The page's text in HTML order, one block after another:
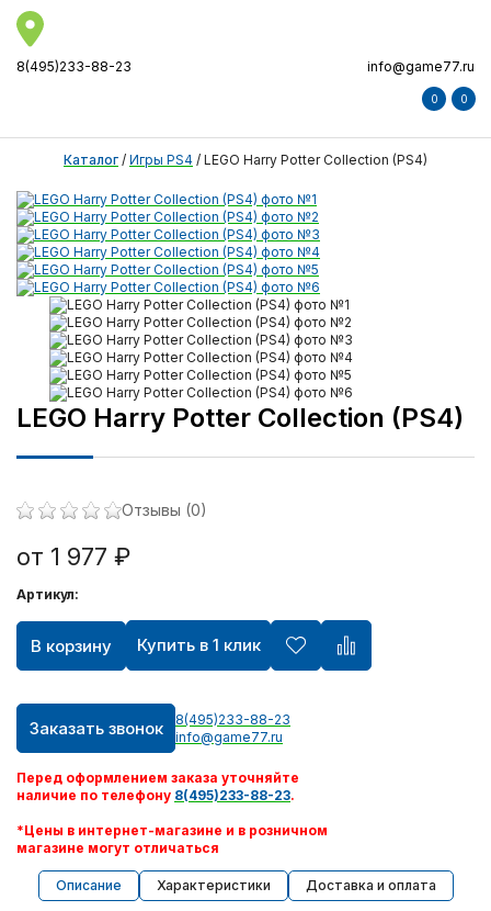
8(495)233-88-23 info@game77.ru
0 0
Каталог / Игры PS4 / LEGO Harry Potter Collection (PS4)
LEGO Harry Potter Collection (PS4)
Отзывы (0)
от 1 977 ₽
Артикул:
В корзину Купить в 1 клик
Заказать звонок
8(495)233-88-23
info@game77.ru
Перед оформлением заказа уточняйте
наличие по телефону 8(495)233-88-23.
*Цены в интернет-магазине и в розничном
магазине могут отличаться
Описание Характеристики Доставка и оплата